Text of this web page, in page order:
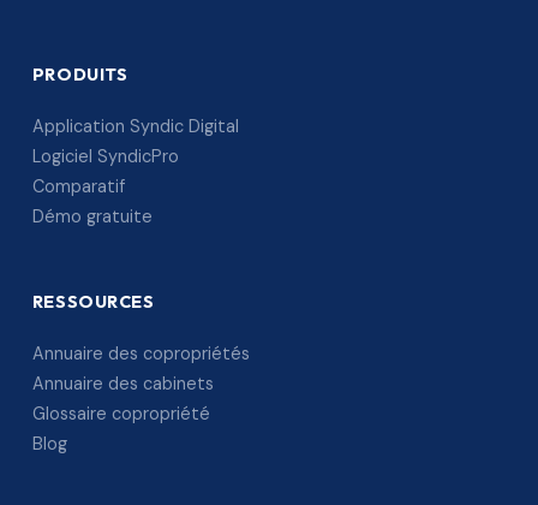
PRODUITS
Application Syndic Digital
Logiciel SyndicPro
Comparatif
Démo gratuite
RESSOURCES
Annuaire des copropriétés
Annuaire des cabinets
Glossaire copropriété
Blog